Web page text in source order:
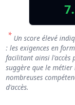
* Un score élevé
: les exigences en
facilitant ainsi l'accès
suggère que le
nombreuses
d'accès.